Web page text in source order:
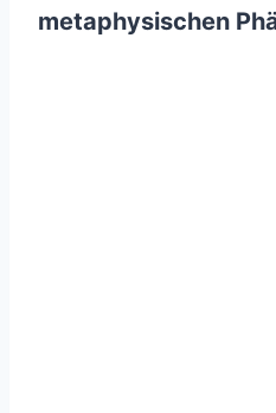
metaphysischen